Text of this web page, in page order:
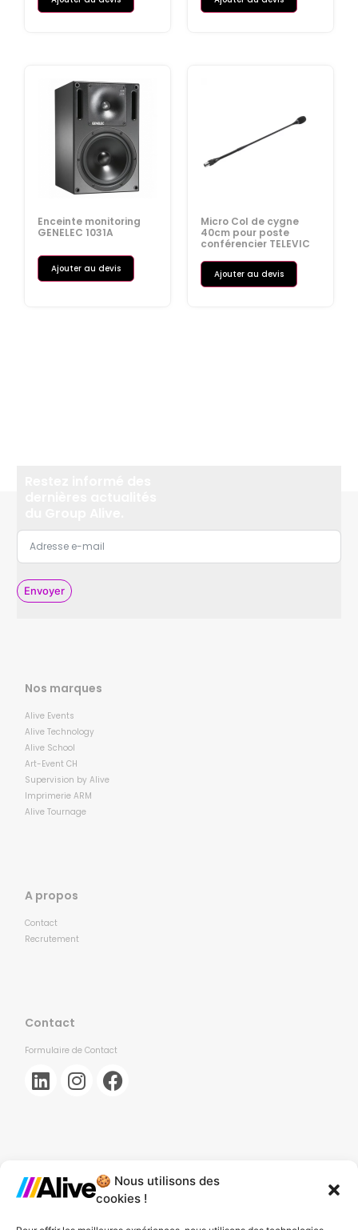
🍪 Nous utilisons des
cookies !
Enceinte monitoring
GENELEC 1031A
Ajouter au devis
Micro Col de cygne
40cm pour poste
conférencier TELEVIC
Ajouter au devis
Envoyer
Nos marques
Alive Events
Alive Technology
Alive School
Art-Event CH
Supervision by Alive
Imprimerie ARM
Alive Tournage
A propos
Contact
Recrutement
Contact
Formulaire de Contact
Agence de Lille